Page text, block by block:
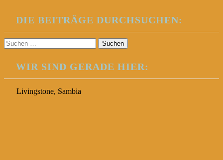
DIE BEITRÄGE DURCHSUCHEN:
Suchen
nach:
WIR SIND GERADE HIER:
Livingstone, Sambia